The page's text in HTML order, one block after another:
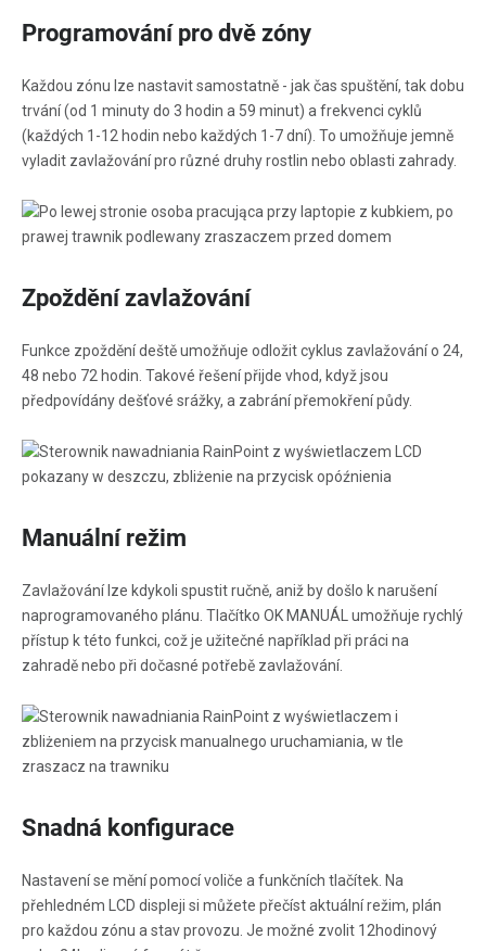
Programování pro dvě zóny
Každou zónu lze nastavit samostatně - jak čas spuštění, tak dobu
trvání (od 1 minuty do 3 hodin a 59 minut) a frekvenci cyklů
(každých 1-12 hodin nebo každých 1-7 dní). To umožňuje jemně
vyladit zavlažování pro různé druhy rostlin nebo oblasti zahrady.
Zpoždění zavlažování
Funkce zpoždění deště umožňuje odložit cyklus zavlažování o 24,
48 nebo 72 hodin. Takové řešení přijde vhod, když jsou
předpovídány dešťové srážky, a zabrání přemokření půdy.
Manuální režim
Zavlažování lze kdykoli spustit ručně, aniž by došlo k narušení
naprogramovaného plánu. Tlačítko OK MANUÁL umožňuje rychlý
přístup k této funkci, což je užitečné například při práci na
zahradě nebo při dočasné potřebě zavlažování.
Snadná konfigurace
Nastavení se mění pomocí voliče a funkčních tlačítek. Na
přehledném LCD displeji si můžete přečíst aktuální režim, plán
pro každou zónu a stav provozu. Je možné zvolit 12hodinový